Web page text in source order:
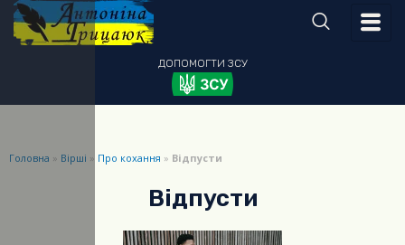
ДОПОМОГТИ ЗСУ
Головна » Вірші » Про кохання » Відпусти
Відпусти